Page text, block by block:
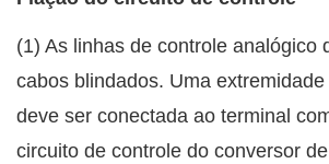
(1) As linhas de controle analógico
cabos blindados. Uma
deve ser conectada ao terminal
circuito de controle do conversor